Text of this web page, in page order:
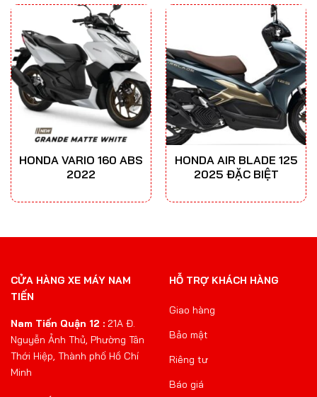
HONDA VARIO 160 ABS
2022
HONDA AIR BLADE 125
2025 ĐẶC BIỆT
CỬA HÀNG XE MÁY NAM
TIẾN
Nam Tiến Quận 12 : 21A Đ.
Nguyễn Ảnh Thủ, Phường Tân
Thới Hiệp, Thành phố Hồ Chí
Minh
HỖ TRỢ KHÁCH HÀNG
Giao hàng
Bảo mật
Riêng tư
Báo giá